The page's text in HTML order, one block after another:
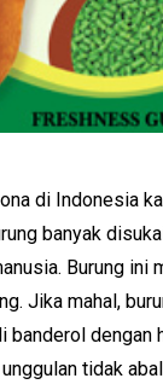
di Indonesia
banyak
Burung ini
Jika mahal,
banderol dengan
tidak